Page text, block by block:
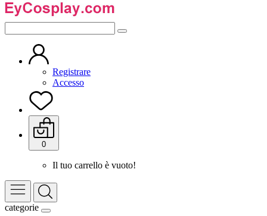
Registrare
Accesso
0
Il tuo carrello è vuoto!
categorie